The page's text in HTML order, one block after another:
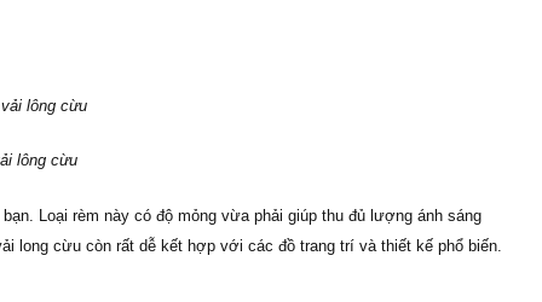
lông cừu
Loại rèm này có độ mỏng vừa phải giúp thu đủ lượng ánh sáng
long cừu còn rất dễ kết hợp với các đồ trang trí và thiết kế phổ biến.